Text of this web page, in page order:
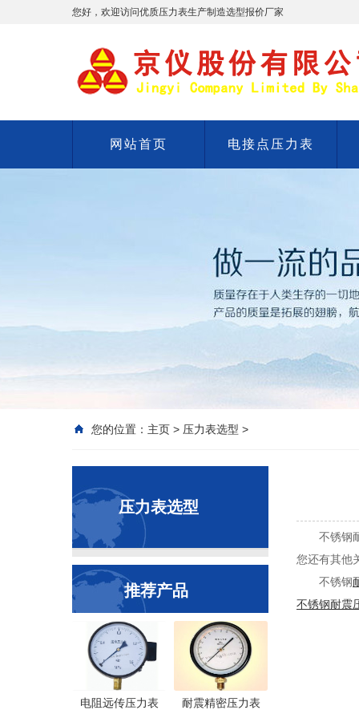
您好，欢迎访问优质压力表生产制造选型报价厂家
网站首页 电接点压力表
您的位置： 主页 > 压力表选型 >
压力表选型
推荐产品
电阻远传压力表 耐震精密压力表
不锈钢
您还有其他
不锈钢
不锈钢耐震